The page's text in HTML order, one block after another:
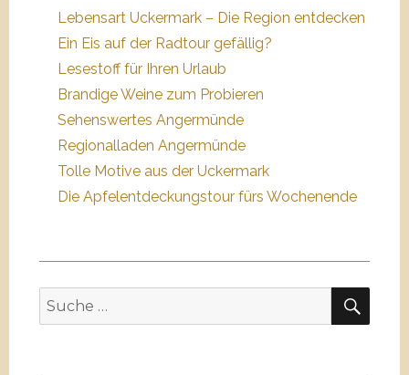
Lebensart Uckermark – Die Region entdecken
Ein Eis auf der Radtour gefällig?
Lesestoff für Ihren Urlaub
Brandige Weine zum Probieren
Sehenswertes Angermünde
Regionalladen Angermünde
Tolle Motive aus der Uckermark
Die Apfelentdeckungstour fürs Wochenende
Suche
nach: